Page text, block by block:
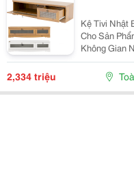
Kệ Tivi Nhật Bản Bt30-
Cho Sản
Không Gian
Được Thiết
Hợp Với
2,334 triệu